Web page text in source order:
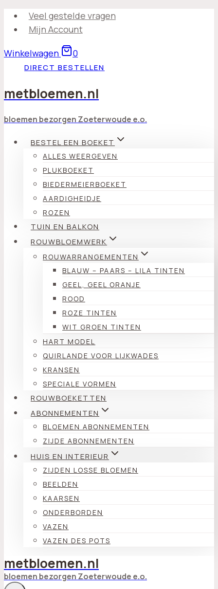
Doorgaan
naar
Veel gestelde vragen
Mijn Account
Winkelwagen 0
DIRECT BESTELLEN
metbloemen.nl
bloemen bezorgen Zoeterwoude e.o.
BESTEL EEN BOEKET
ALLES WEERGEVEN
PLUKBOEKET
BIEDERMEIERBOEKET
AARDIGHEIDJE
ROZEN
TUIN EN BALKON
ROUWBLOEMWERK
ROUWARRANGEMENTEN
BLAUW – PAARS – LILA TINTEN
GEEL, GEEL ORANJE
ROOD
ROZE TINTEN
WIT GROEN TINTEN
HART MODEL
QUIRLANDE VOOR LIJKWADES
KRANSEN
SPECIALE VORMEN
ROUWBOEKETTEN
ABONNEMENTEN
BLOEMEN ABONNEMENTEN
ZIJDE ABONNEMENTEN
HUIS EN INTERIEUR
ZIJDEN LOSSE BLOEMEN
BEELDEN
KAARSEN
ONDERBORDEN
VAZEN
VAZEN DES POTS
metbloemen.nl
bloemen bezorgen Zoeterwoude e.o.